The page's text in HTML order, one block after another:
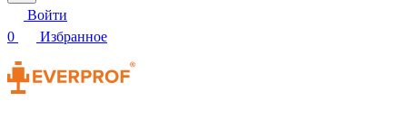
Войти
0
Избранное